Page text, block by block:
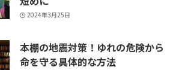
2024年3月25日
本棚の地震対策！ゆれの危険から
命を守る具体的な方法